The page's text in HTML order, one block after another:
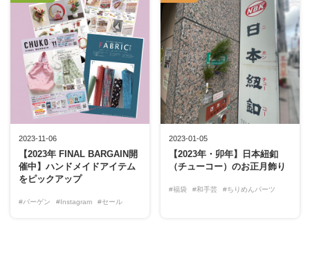
2023-11-06
【2023年 FINAL BARGAIN開
催中】ハンドメイドアイテム
をピックアップ
#バーゲン #Instagram #セール
2023-01-05
【2023年・卯年】日本紐釦
（チューコー）のお正月飾り
#福袋 #和手芸 #ちりめんパーツ